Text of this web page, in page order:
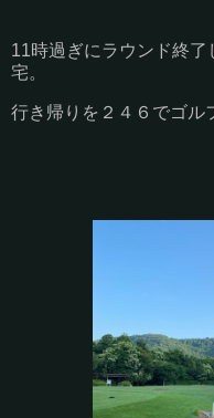
11時過ぎにラウンド終
宅。
行き帰りを２４６でゴル